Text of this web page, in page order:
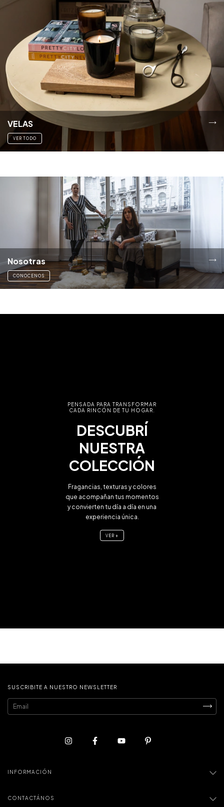
VELAS
VER TODO
Nosotras
CONOCENOS
PENSADA PARA TRANSFORMAR
CADA RINCÓN DE TU HOGAR.
DESCUBRÍ
NUESTRA
COLECCIÓN
Fragancias, texturas y colores
que acompañan tus momentos
y convierten tu día a día en una
experiencia única.
VER +
SUSCRIBITE A NUESTRO NEWSLETTER
INFORMACIÓN
CONTACTÁNOS